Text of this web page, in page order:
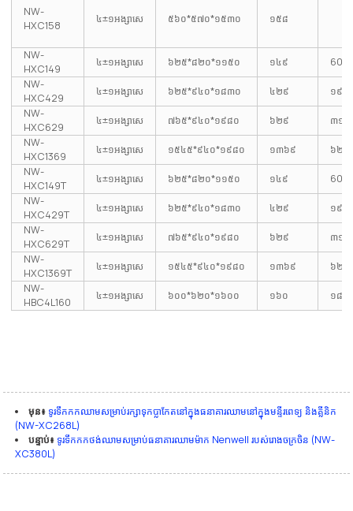
NW-
HXC158
៤±១អង្សាសេ ៥៦០*៥៧០*១៥៣០ ១៥៨
NW-
HXC149
៤±១អង្សាសេ ៦២៥*៨២០*១១៥០ ១៤៩
60
NW-
HXC429
៤±១អង្សាសេ ៦២៥*៩៤០*១៨៣០ ៤២៩
១៩៥
NW-
HXC629
៤±១អង្សាសេ ៧៦៥*៩៤០*១៩៨០ ៦២៩
៣១២
NW-
HXC1369
៤±១អង្សាសេ ១៥៤៥*៩៤០*១៩៨០ ១៣៦៩
៦២៤
NW-
HXC149T
៤±១អង្សាសេ ៦២៥*៨២០*១១៥០ ១៤៩
60
NW-
HXC429T
៤±១អង្សាសេ ៦២៥*៩៤០*១៨៣០ ៤២៩
១៩៥
NW-
HXC629T
៤±១អង្សាសេ ៧៦៥*៩៤០*១៩៨០ ៦២៩
៣១២
NW-
HXC1369T
៤±១អង្សាសេ ១៥៤៥*៩៤០*១៩៨០ ១៣៦៩
៦២៤
NW-
HBC4L160
៤±១អង្សាសេ ៦០០*៦២០*១៦០០ ១៦០ ១៨០
មុន៖ ទូរទឹកកកឈាមសម្រាប់រក្សាទុកប្លាកែតនៅក្នុងធនាគារឈាមនៅក្នុងមន្ទីរពេទ្យ និងគ្លីនិក
(NW-XC268L)
បន្ទាប់៖ ទូរទឹកកកថង់ឈាមសម្រាប់ធនាគារឈាមម៉ាក Nenwell របស់រោងចក្រចិន (NW-
XC380L)